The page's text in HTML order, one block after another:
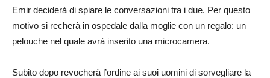
Emir deciderà di spiare le conversazioni tra i due. Per questo
motivo si recherà in ospedale dalla moglie con un regalo: un
pelouche nel quale avrà inserito una microcamera.
Subito dopo revocherà l’ordine ai suoi uomini di sorvegliare la